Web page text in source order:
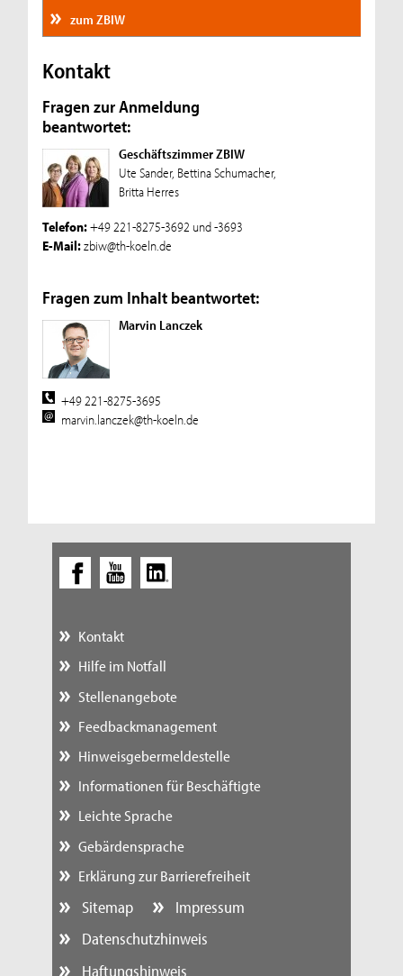
zum ZBIW
Kontakt
Fragen zur Anmeldung
beantwortet:
Geschäftszimmer ZBIW
Ute Sander, Bettina Schumacher,
Britta Herres
Telefon:+49 221-8275-3692 und -3693
E-Mail:zbiw@th-koeln.de
Fragen zum Inhalt beantwortet:
Marvin Lanczek
+49 221-8275-3695
marvin.lanczek@th-koeln.de
Kontakt
Hilfe im Notfall
Stellenangebote
Feedbackmanagement
Hinweisgebermeldestelle
Informationen für Beschäftigte
Leichte Sprache
Gebärdensprache
Erklärung zur Barrierefreiheit
Sitemap
Impressum
Datenschutzhinweis
Haftungshinweis